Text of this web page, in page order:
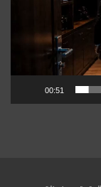
00:51